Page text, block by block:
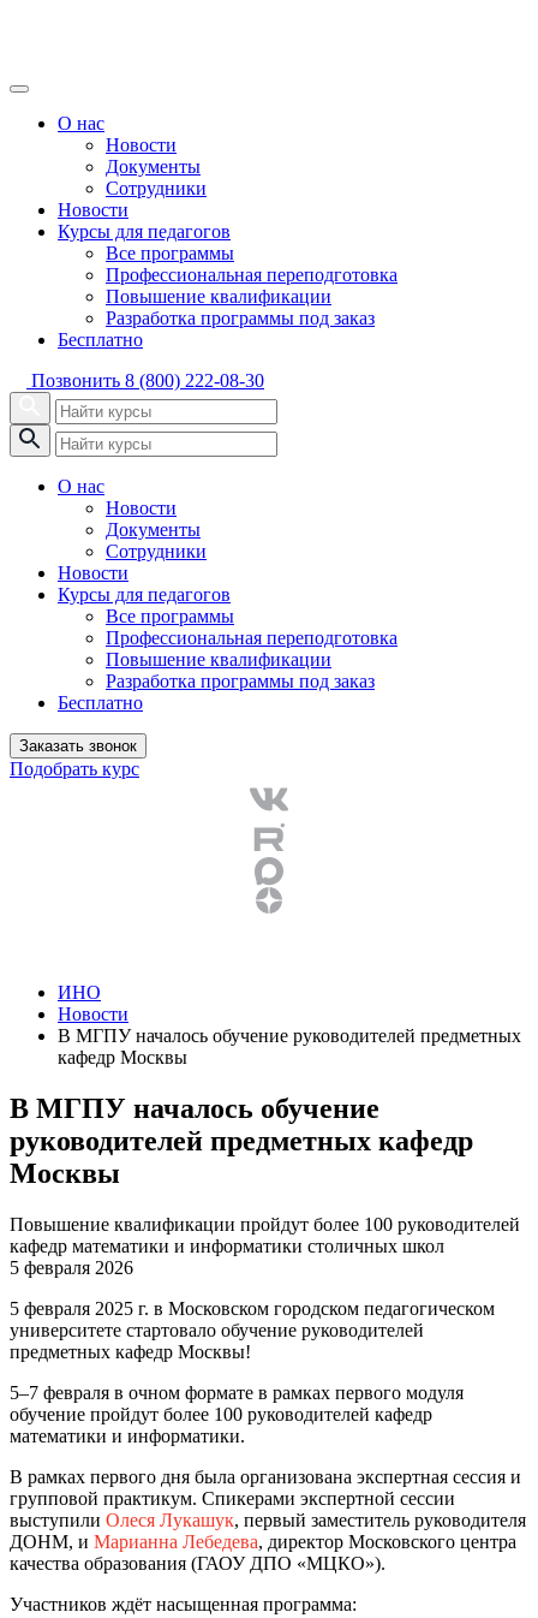
О нас
Новости
Документы
Сотрудники
Новости
Курсы для педагогов
Все программы
Профессиональная переподготовка
Повышение квалификации
Разработка программы под заказ
Бесплатно
Позвонить 8 (800) 222-08-30
О нас
Новости
Документы
Сотрудники
Новости
Курсы для педагогов
Все программы
Профессиональная переподготовка
Повышение квалификации
Разработка программы под заказ
Бесплатно
Заказать звонок
Подобрать курс
ИНО
Новости
В МГПУ началось обучение руководителей предметных
кафедр Москвы
В МГПУ началось обучение
руководителей предметных кафедр
Москвы
Повышение квалификации пройдут более 100 руководителей
кафедр математики и информатики столичных школ
5 февраля 2026
5 февраля 2025 г. в Московском городском педагогическом
университете стартовало обучение руководителей
предметных кафедр Москвы!
5–7 февраля в очном формате в рамках первого модуля
обучение пройдут более 100 руководителей кафедр
математики и информатики.
В рамках первого дня была организована экспертная сессия и
групповой практикум. Спикерами экспертной сессии
выступили Олеся Лукашук, первый заместитель руководителя
ДОНМ, и Марианна Лебедева, директор Московского центра
качества образования (ГАОУ ДПО «МЦКО»).
Участников ждёт насыщенная программа: